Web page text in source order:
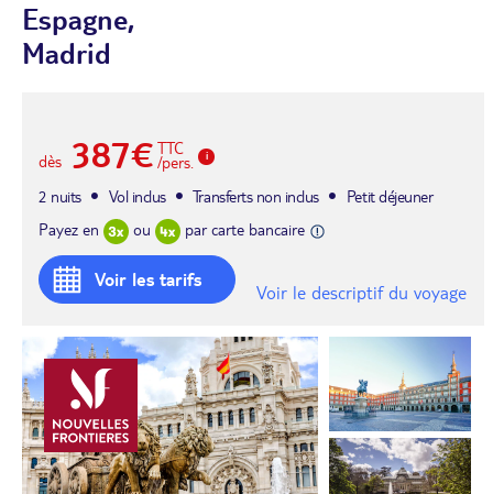
Espagne,
Madrid
dès 387€ TTC
/pers.
2 nuits
Vol inclus Transferts non inclus
Petit déjeuner
Payez en
ou par carte bancaire
Voir les tarifs
Voir le descriptif du voyage